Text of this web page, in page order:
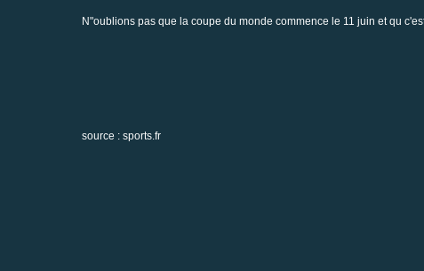
N"oublions pas que la coupe du monde commence le 11 juin et qu
source : sports.fr